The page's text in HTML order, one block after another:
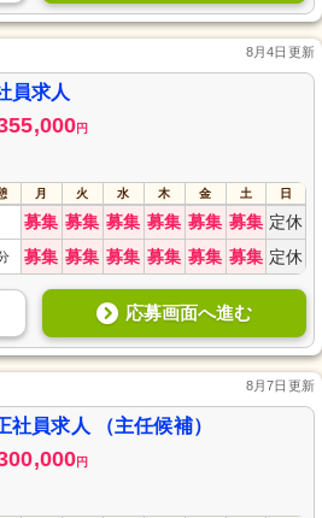
8月4日更新
員求人
円
月 火 水 木 金 土 日
募集 募集 募集 募集 募集 募集 定休
募集 募集 募集 募集 募集 募集 定休
応募画面へ進む
8月7日更新
員求人 （主任候補）
円